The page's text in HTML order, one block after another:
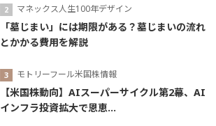
マネックス人生100年デザイン
「墓じまい」には期限がある？墓じまいの流れ
とかかる費用を解説
モトリーフール米国株情報
【米国株動向】AIスーパーサイクル第2幕、AI
インフラ投資拡大で恩恵...